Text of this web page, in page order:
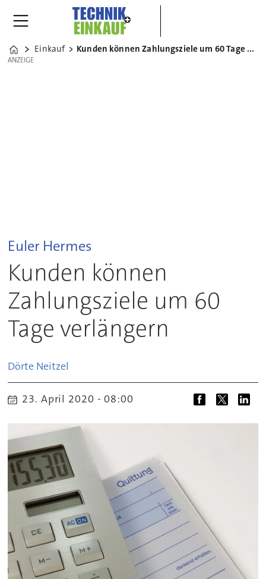
Home
Einkauf Kunden können Zahlungsziele um 60 Tage verlängern
ANZEIGE
ANZEIGE
Euler Hermes
Kunden können
Zahlungsziele um 60
Tage verlängern
Dörte Neitzel
23. April 2020 - 08:00